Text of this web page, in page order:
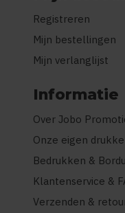
Registreren
Mijn bestellingen
Mijn verlanglijst
Informatie
Over Jobo
Onze eigen
Bedrukken &
Klantenservice &
Verzenden &